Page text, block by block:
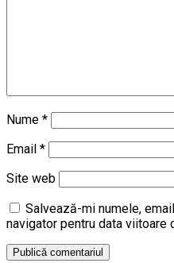
Nume *
Email *
Site web
Salvează-mi numele,
navigator pentru data viitoare